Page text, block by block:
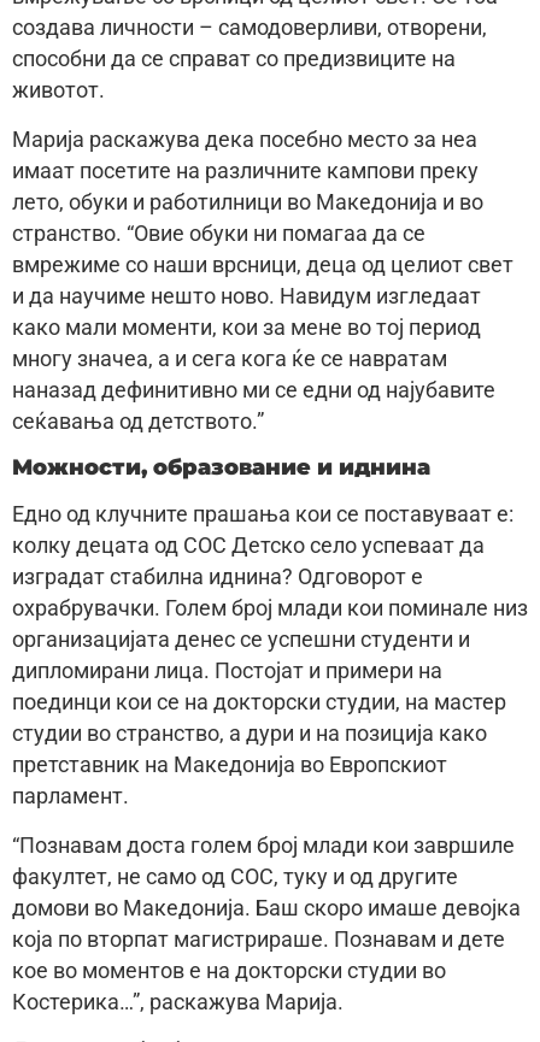
создава личности – самодоверливи, отворени,
способни да се справат со предизвиците на
животот.
Марија раскажува дека посебно место за неа
имаат посетите на различните кампови преку
лето, обуки и работилници во Македонија и во
странство. “Овие обуки ни помагаа да се
вмрежиме со наши врсници, деца од целиот свет
и да научиме нешто ново. Навидум изгледаат
како мали моменти, кои за мене во тој период
многу значеа, а и сега кога ќе се навратам
наназад дефинитивно ми се едни од најубавите
сеќавања од детството.”
Можности, образование и иднина
Едно од клучните прашања кои се поставуваат е:
колку децата од СОС Детско село успеваат да
изградат стабилна иднина? Одговорот е
охрабрувачки. Голем број млади кои поминале низ
организацијата денес се успешни студенти и
дипломирани лица. Постојат и примери на
поединци кои се на докторски студии, на мастер
студии во странство, а дури и на позициja како
претставник на Македонија во Европскиот
парламент.
“Познавам доста голем број млади кои завршиле
факултет, не само од СОС, туку и од другите
домови во Македонија. Баш скоро имаше девојка
која по вторпат магистрираше. Познавам и дете
кое во моментов е на докторски студии во
Костерика…”, раскажува Марија.